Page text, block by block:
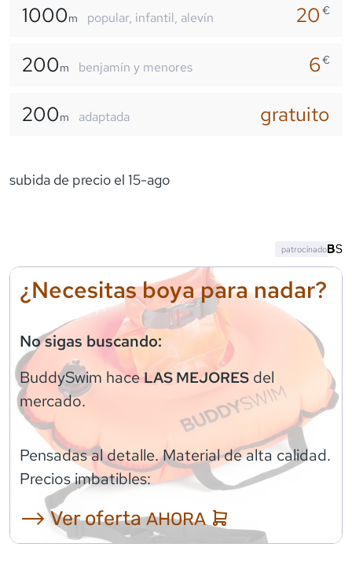
1000m popular, infantil, alevín 20€
200m benjamín y menores 6€
200m adaptada gratuito
subida de precio el 15-ago
¿Necesitas boya para nadar?
No sigas buscando:
BuddySwim haceLAS MEJORES del
mercado.
Pensadas al detalle. Material de alta calidad.
Precios imbatibles:
⟶ Ver ofertaAHORA
patrocinado